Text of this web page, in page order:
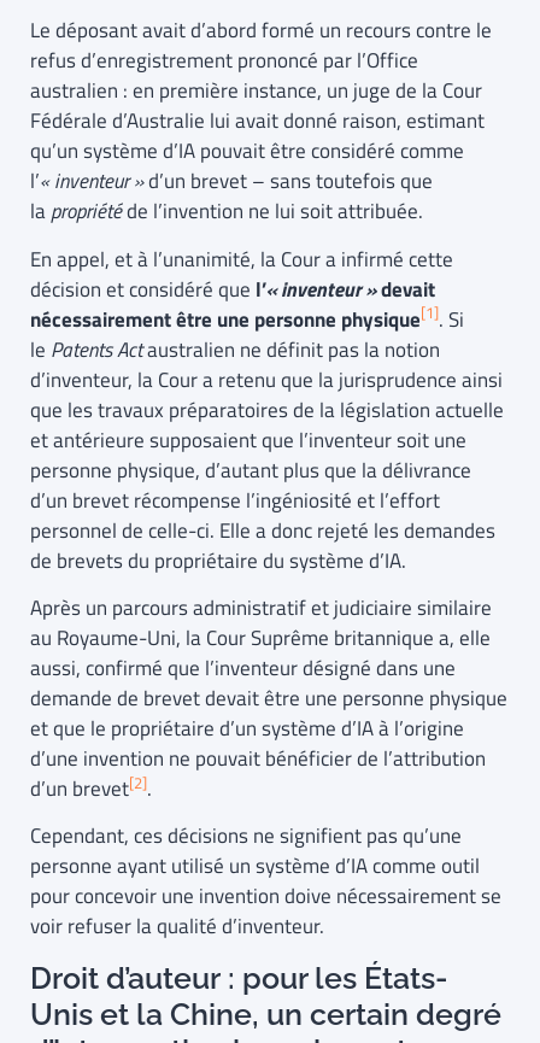
Le déposant avait d’abord formé un recours contre le
refus d’enregistrement prononcé par l’Office
australien : en première instance, un juge de la Cour
Fédérale d’Australie lui avait donné raison, estimant
qu’un système d’IA pouvait être considéré comme
l’« inventeur »d’un brevet – sans toutefois que
lapropriétéde l’invention ne lui soit attribuée.
En appel, et à l’unanimité, la Cour a infirmé cette
décision et considéré que l’« inventeur »devait
nécessairement être une personne physique[1]. Si
le Patents Actaustralien ne définit pas la notion
d’inventeur, la Cour a retenu que la jurisprudence ainsi
que les travaux préparatoires de la législation actuelle
et antérieure supposaient que l’inventeur soit une
personne physique, d’autant plus que la délivrance
d’un brevet récompense l’ingéniosité et l’effort
personnel de celle-ci. Elle a donc rejeté les demandes
de brevets du propriétaire du système d’IA.
Après un parcours administratif et judiciaire similaire
au Royaume-Uni, la Cour Suprême britannique a, elle
aussi, confirmé que l’inventeur désigné dans une
demande de brevet devait être une personne physique
et que le propriétaire d’un système d’IA à l’origine
d’une invention ne pouvait bénéficier de l’attribution
d’un brevet[2].
Cependant, ces décisions ne signifient pas qu’une
personne ayant utilisé un système d’IA comme outil
pour concevoir une invention doive nécessairement se
voir refuser la qualité d’inventeur.
Droit d’auteur : pour les États-
Unis et la Chine, un certain degré